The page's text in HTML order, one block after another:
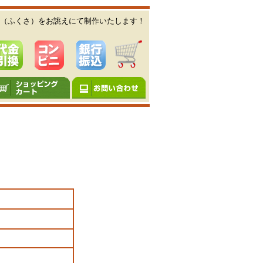
ふくさ）をお誂えにて制作いたします！